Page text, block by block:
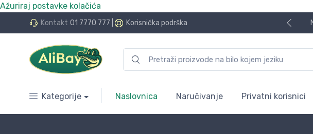
Ažuriraj postavke kolačića
Kontakt 01 7770 777 Korisnička podrška
24 rate bez kamata
Kategorije Naslovnica Naručivanje Privatni korisnici